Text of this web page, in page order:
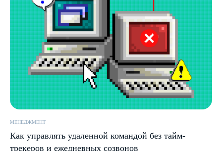
МЕНЕДЖМЕНТ
Как управлять удаленной командой без тайм-
трекеров и ежедневных созвонов